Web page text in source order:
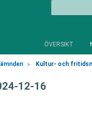
ÖVERSIKT
Kultur- och
12-16